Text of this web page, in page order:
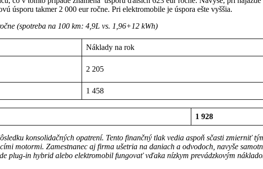
úsporu takmer 2 000 eur ročne. Pri elektromobile je úspora ešte vyššia.
(spotreba na 100 km: 4,9L vs. 1,96+12 kWh)
Náklady na rok
2 205
1 458
1 928
konsolidačných opatrení. Tento finančný tlak vedia aspoň sčasti
motormi. Zamestnanec aj firma ušetria na daniach a odvodoch, navyše
plug-in hybrid alebo elektromobil fungovať vďaka nízkym prevádzkovým